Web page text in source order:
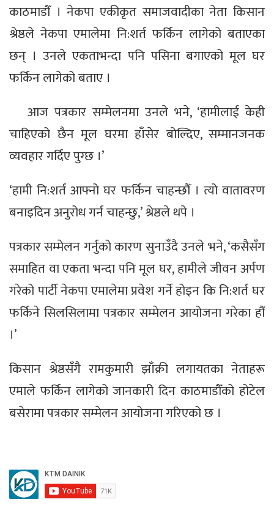
काठमाडौँ । नेकपा एकीकृत समाजवादीका नेता किसान
श्रेष्ठले नेकपा एमालेमा नि:शर्त फर्किन लागेको बताएका
छन् । उनले एकताभन्दा पनि पसिना बगाएको मूल घर
फर्किन लागेको बताए ।
आज पत्रकार सम्मेलनमा उनले भने, ‘हामीलाई केही
चाहिएको छैन मूल घरमा हाँसेर बोल्दिए, सम्मानजनक
व्यवहार गर्दिए पुग्छ ।’
‘हामी नि:शर्त आफ्नो घर फर्किन चाहन्छौँ । त्यो वातावरण
बनाइदिन अनुरोध गर्न चाहन्छु,’ श्रेष्ठले थपे ।
पत्रकार सम्मेलन गर्नुको कारण सुनाउँदै उनले भने, ‘कसैसँग
समाहित वा एकता भन्दा पनि मूल घर, हामीले जीवन अर्पण
गरेको पार्टी नेकपा एमालेमा प्रवेश गर्ने होइन कि नि:शर्त घर
फर्किने सिलसिलामा पत्रकार सम्मेलन आयोजना गरेका हौँ
।’
किसान श्रेष्ठसँगै रामकुमारी झाँक्री लगायतका नेताहरू
एमाले फर्किन लागेको जानकारी दिन काठमाडौँको होटेल
बसेरामा पत्रकार सम्मेलन आयोजना गरिएको छ ।